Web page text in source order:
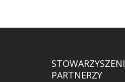
PARTNERZY